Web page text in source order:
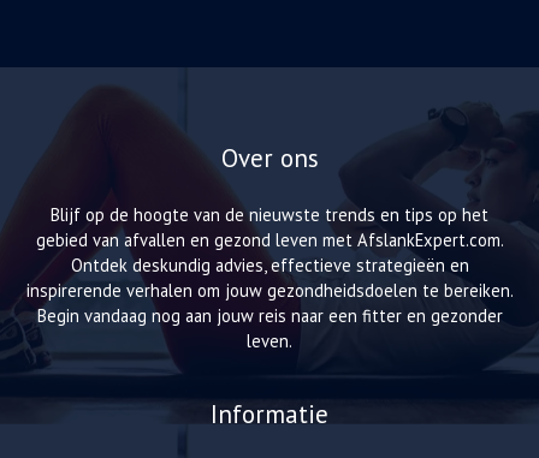
Over ons
Blijf op de hoogte van de nieuwste trends en tips op het
gebied van afvallen en gezond leven met AfslankExpert.com.
Ontdek deskundig advies, effectieve strategieën en
inspirerende verhalen om jouw gezondheidsdoelen te bereiken.
Begin vandaag nog aan jouw reis naar een fitter en gezonder
leven.
Informatie